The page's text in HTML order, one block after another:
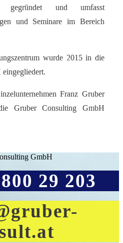
gegründet und umfasst
und Seminare im Bereich
wurde 2015 in die
Franz Gruber
Gruber Consulting GmbH
GmbH
29 203
gruber-